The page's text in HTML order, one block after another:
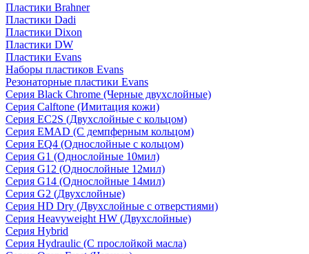
Пластики Brahner
Пластики Dadi
Пластики Dixon
Пластики DW
Пластики Evans
Наборы пластиков Evans
Резонаторные пластики Evans
Серия Black Chrome (Черные двухслойные)
Серия Calftone (Имитация кожи)
Серия EC2S (Двухслойные с кольцом)
Серия EMAD (С демпферным кольцом)
Серия EQ4 (Однослойные с кольцом)
Серия G1 (Однослойные 10мил)
Серия G12 (Однослойные 12мил)
Серия G14 (Однослойные 14мил)
Серия G2 (Двухслойные)
Серия HD Dry (Двухслойные с отверстиями)
Серия Heavyweight HW (Двухслойные)
Серия Hybrid
Серия Hydraulic (С прослойкой масла)